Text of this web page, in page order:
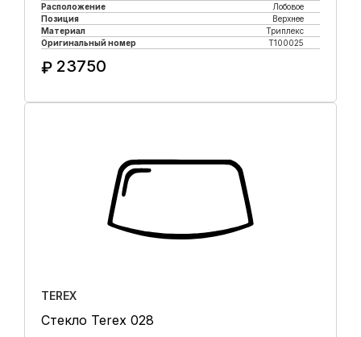
Расположение
Лобовое
Позиция
Верхнее
Материал
Триплекс
Оригинальный номер
T100025
₽ 23750
TEREX
Стекло Terex 028